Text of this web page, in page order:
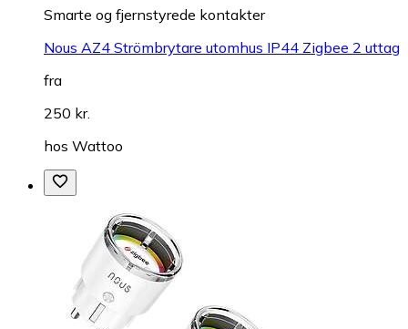
Smarte og fjernstyrede kontakter
Nous AZ4 Strömbrytare utomhus IP44 Zigbee 2 uttag
fra
250 kr.
hos Wattoo